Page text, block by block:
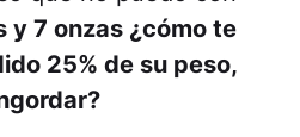
y 7 onzas ¿cómo te
25% de su peso,